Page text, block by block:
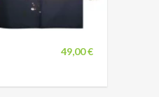
49,00 €